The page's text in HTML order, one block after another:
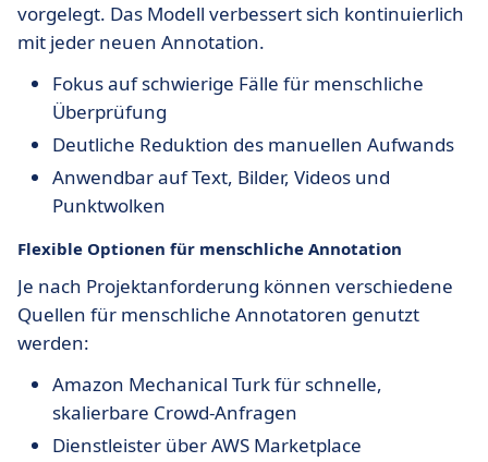
vorgelegt. Das Modell verbessert sich kontinuierlich
mit jeder neuen Annotation.
Fokus auf schwierige Fälle für menschliche
Überprüfung
Deutliche Reduktion des manuellen Aufwands
Anwendbar auf Text, Bilder, Videos und
Punktwolken
Flexible Optionen für menschliche Annotation
Je nach Projektanforderung können verschiedene
Quellen für menschliche Annotatoren genutzt
werden:
Amazon Mechanical Turk für schnelle,
skalierbare Crowd-Anfragen
Dienstleister über AWS Marketplace